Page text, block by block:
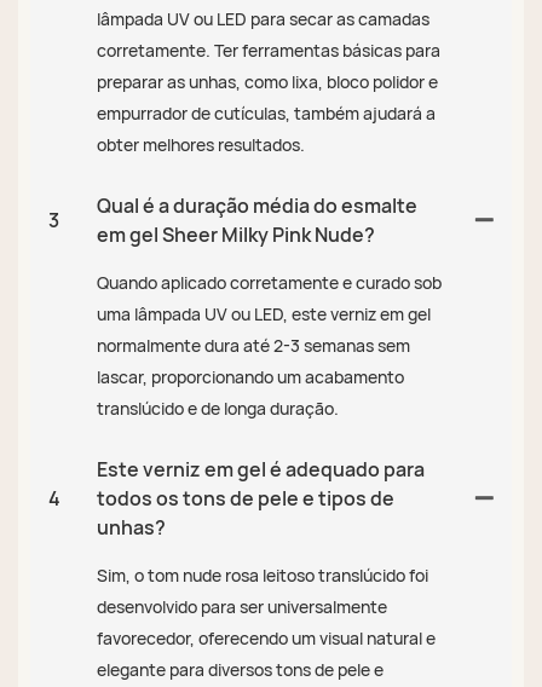
lâmpada UV ou LED para secar as camadas
corretamente. Ter ferramentas básicas para
preparar as unhas, como lixa, bloco polidor e
empurrador de cutículas, também ajudará a
obter melhores resultados.
3
Qual é a duração média do esmalte
em gel Sheer Milky Pink Nude?
Quando aplicado corretamente e curado sob
uma lâmpada UV ou LED, este verniz em gel
normalmente dura até 2-3 semanas sem
lascar, proporcionando um acabamento
translúcido e de longa duração.
4
Este verniz em gel é adequado para
todos os tons de pele e tipos de
unhas?
Sim, o tom nude rosa leitoso translúcido foi
desenvolvido para ser universalmente
favorecedor, oferecendo um visual natural e
elegante para diversos tons de pele e